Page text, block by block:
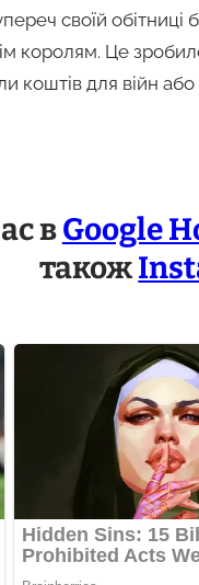
своїй
королям. Це
коштів для війн
вGoogle
також